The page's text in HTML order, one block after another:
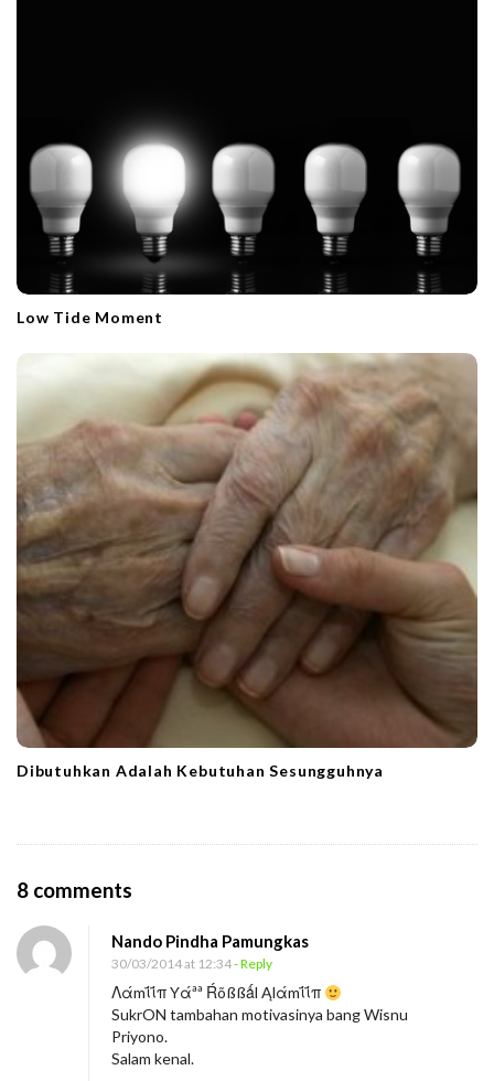
Low Tide Moment
Dibutuhkan Adalah Kebutuhan Sesungguhnya
8 comments
S
e
m
p
Nando Pindha Pamungkas
30/03/2014 at 12:34- Reply
Λάmΐΐπ Yάªª Ŕõßßǻl Ąlάmΐΐπ
SukrON tambahan motivasinya bang Wisnu
Priyono.
Salam kenal.